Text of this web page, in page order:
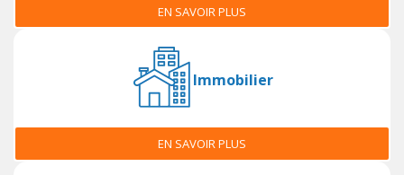
EN SAVOIR PLUS
Immobilier
EN SAVOIR PLUS